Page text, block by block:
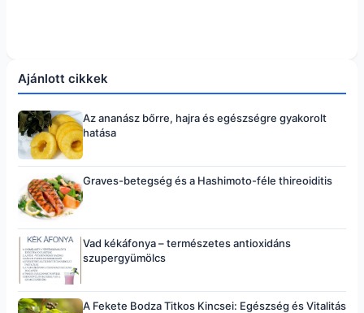
Ajánlott cikkek
Az ananász bőrre, hajra és egészségre gyakorolt
hatása
Graves-betegség és a Hashimoto-féle thireoiditis
Vad kékáfonya – természetes antioxidáns
szupergyümölcs
A Fekete Bodza Titkos Kincsei: Egészség és Vitalitás